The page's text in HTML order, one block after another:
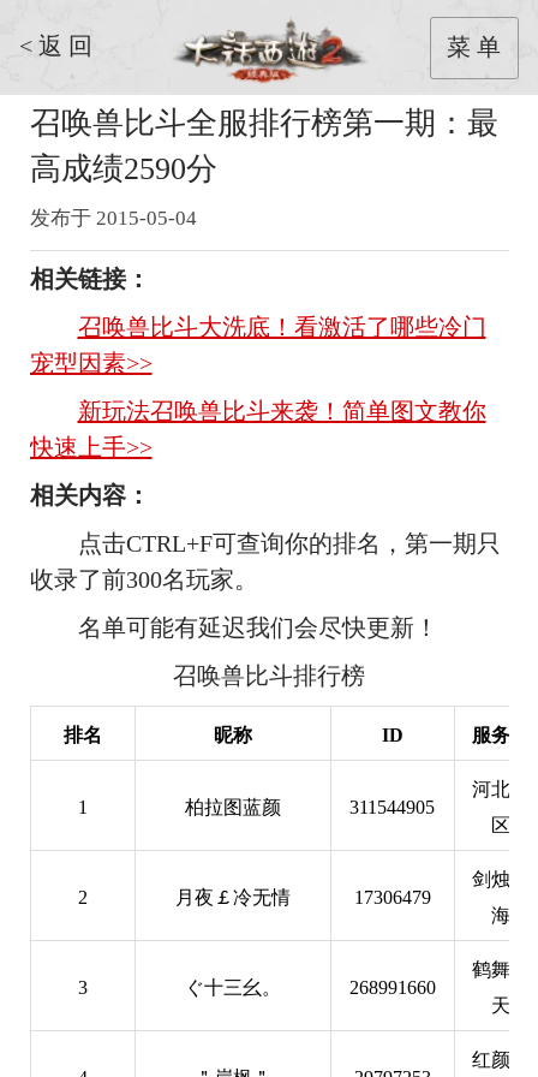
< 返 回 菜 单
召唤兽比斗全服排行榜第一期：最
高成绩2590分
发布于 2015-05-04
相关链接：
召唤兽比斗大洗底！看激活了哪些冷门
宠型因素>>
新玩法召唤兽比斗来袭！简单图文教你
快速上手>>
相关内容：
点击CTRL+F可查询你的排名，第一期只
收录了前300名玩家。
名单可能有延迟我们会尽快更新！
召唤兽比斗排行榜
排名 昵称 ID 服务器
1 柏拉图蓝颜 311544905
河北新
区
2 月夜￡冷无情 17306479
剑烛沧
海
3 ぐ十三幺。 268991660
鹤舞云
天
红颜知